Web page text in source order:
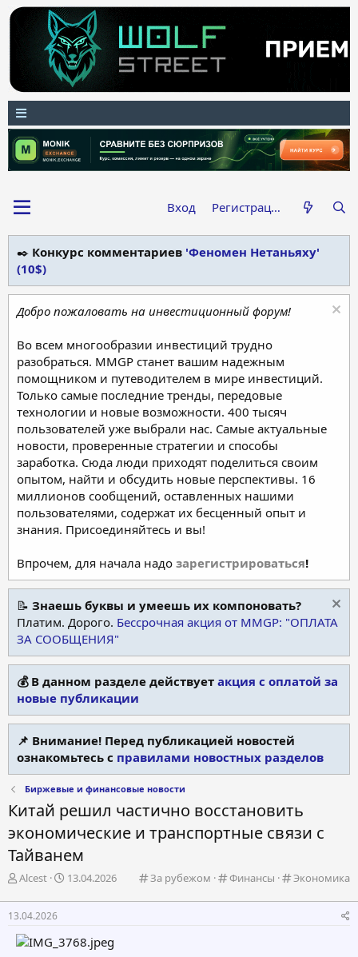
Вход Регистрация
✒️ Конкурс комментариев 'Феномен Нетаньяху'
(10$)
Добро пожаловать на инвестиционный форум!
Во всем многообразии инвестиций трудно
разобраться. MMGP станет вашим надежным
помощником и путеводителем в мире инвестиций.
Только самые последние тренды, передовые
технологии и новые возможности. 400 тысяч
пользователей уже выбрали нас. Самые актуальные
новости, проверенные стратегии и способы
заработка. Сюда люди приходят поделиться своим
опытом, найти и обсудить новые перспективы. 16
миллионов сообщений, оставленных нашими
пользователями, содержат их бесценный опыт и
знания. Присоединяйтесь и вы!
Впрочем, для начала надо зарегистрироваться!
📝 Знаешь буквы и умеешь их компоновать?
Платим. Дорого. Бессрочная акция от MMGP: "ОПЛАТА
ЗА СООБЩЕНИЯ"
💰 В данном разделе действует акция с оплатой за
новые публикации
📌 Внимание! Перед публикацией новостей
ознакомьтесь с правилами новостных разделов
Биржевые и финансовые новости
Китай решил частично восстановить
экономические и транспортные связи с
Тайванем
К
т
За рубежом
К
т
Финансы
К
т
Экономика
А
т
о
р
т
Alcest
Д
т
а
13.04.2026
13.04.2026